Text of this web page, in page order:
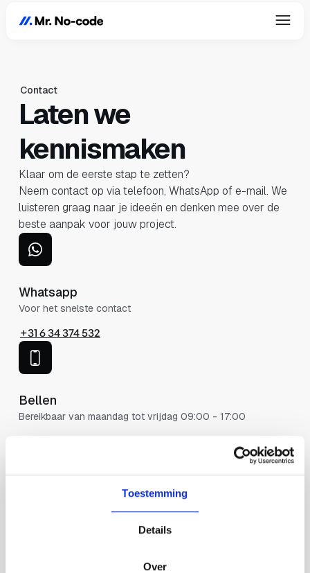
Toestemming
Details
Over
Contact
Laten we
kennismaken
Klaar om de eerste stap te zetten?
Neem contact op via telefoon, WhatsApp of e-mail. We
luisteren graag naar je ideeën en denken mee over de
beste aanpak voor jouw project.
Whatsapp
Voor het snelste contact
+31 6 34 374 532
Bellen
Bereikbaar van maandag tot vrijdag 09:00 - 17:00